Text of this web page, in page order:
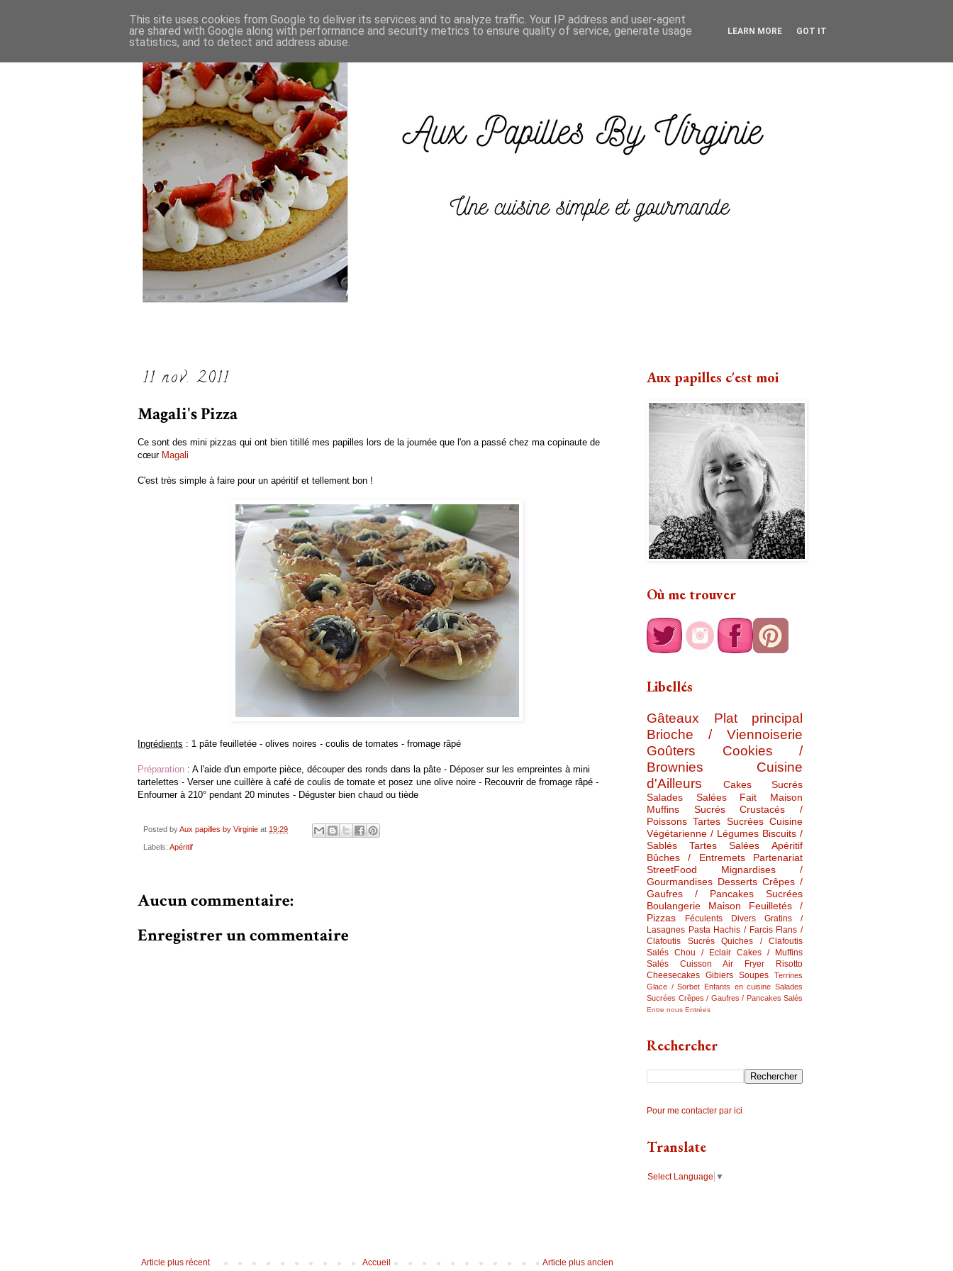
11 nov. 2011
Magali's Pizza
Ce sont des mini pizzas qui ont bien titillé mes papilles lors de la journée que l'on a passé chez ma copinaute de
cœur Magali
C'est très simple à faire pour un apéritif et tellement bon !
Ingrédients : 1 pâte feuilletée - olives noires - coulis de tomates - fromage râpé
Préparation : A l'aide d'un emporte pièce, découper des ronds dans la pâte - Déposer sur les empreintes à mini
tartelettes - Verser une cuillère à café de coulis de tomate et posez une olive noire - Recouvrir de fromage râpé -
Enfourner à 210° pendant 20 minutes - Déguster bien chaud ou tiède
Posted byAux papilles by Virginie at 19:29
Labels: Apéritif
Aucun commentaire:
Enregistrer un commentaire
Article plus récent Article plus ancien
Accueil
Aux papilles c'est moi
Où me trouver
Libellés
Gâteaux
Plat principal
Brioche / Viennoiserie
Goûters
Cookies /
Brownies
Cuisine
d'Ailleurs
Cakes Sucrés
Salades Salées
Fait Maison
Muffins Sucrés
Crustacés /
Poissons Tartes Sucrées Cuisine
Végétarienne / Légumes Biscuits /
Sablés
Tartes Salées
Apéritif
Bûches / Entremets
Partenariat
StreetFood
Mignardises /
Gourmandises Desserts Crêpes /
Gaufres / Pancakes Sucrées
Boulangerie Maison
Feuilletés /
Pizzas
Féculents Divers
Gratins /
Lasagnes Pasta Hachis / Farcis Flans /
Clafoutis Sucrés
Quiches / Clafoutis
Salés Chou / Eclair Cakes / Muffins
Salés
Cuisson Air Fryer
Risotto
Cheesecakes Gibiers Soupes
Terrines
Glace / Sorbet Enfants en cuisine Salades
Sucrées Crêpes / Gaufres / Pancakes Salés
Entre nous Entrées
Rechercher
Pour me contacter par ici
Translate
Select Language ▼
This site uses cookies from Google to deliver its services and to analyze traffic. Your IP address and user-agent
are shared with Google along with performance and security metrics to ensure quality of service, generate usage
statistics, and to detect and address abuse.
LEARN MORE GOT IT